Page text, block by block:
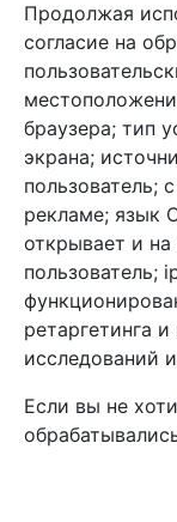
+7 (495)
info@arben-
Арбен
1-й Советский
Мы в соц.
Продолжая
согласие на
браузера; тип
экрана;
пользователь;
рекламе; язык
открывает и
пользователь;
ретаргетинга
исследований
Если вы не